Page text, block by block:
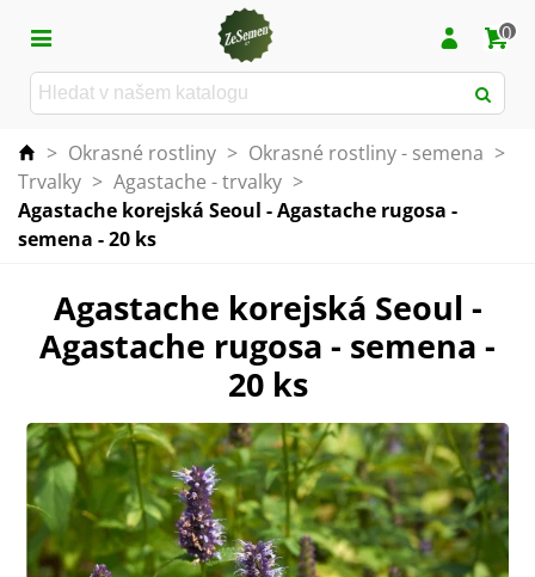
0
> Okrasné rostliny > Okrasné rostliny - semena >
Trvalky > Agastache - trvalky >
Agastache korejská Seoul - Agastache rugosa -
semena - 20 ks
Agastache korejská Seoul -
Agastache rugosa - semena -
20 ks